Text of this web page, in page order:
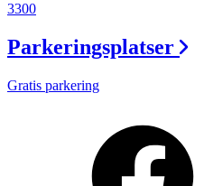
3300
Parkeringsplatser
Gratis parkering